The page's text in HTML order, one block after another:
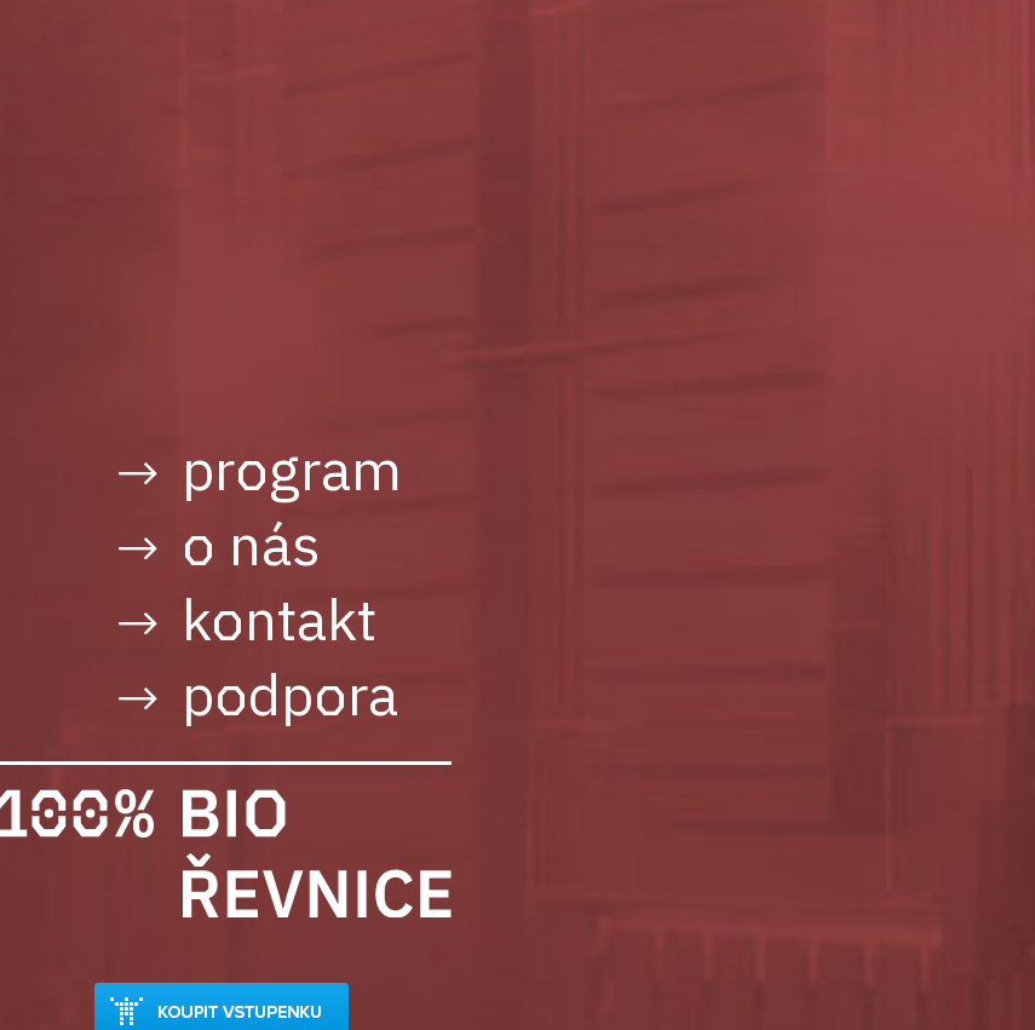
program
o nás
kontakt
podpora